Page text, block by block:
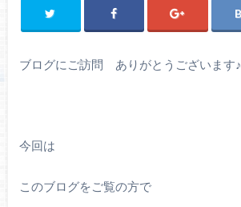
ブログにご訪問 ありがとうございます♪
今回は
このブログをご覧の方で